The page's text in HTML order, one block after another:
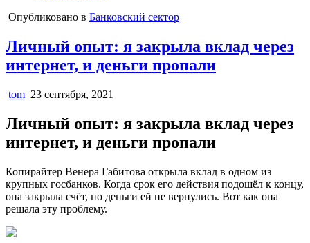
Опубликовано в Банковский сектор
Личный опыт: я закрыла вклад через
интернет, и деньги пропали
tom 23 сентября, 2021
Личный опыт: я закрыла вклад через
интернет, и деньги пропали
Копирайтер Венера Габитова открыла вклад в одном из
крупных госбанков. Когда срок его действия подошёл к концу,
она закрыла счёт, но деньги ей не вернулись. Вот как она
решала эту проблему.